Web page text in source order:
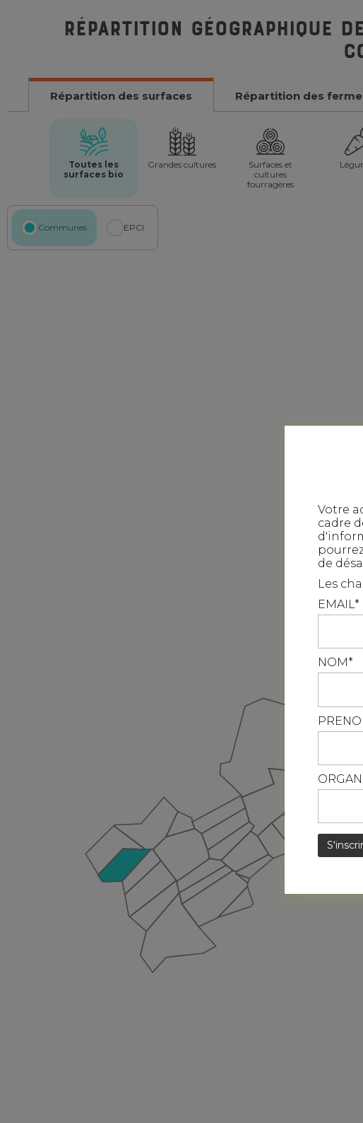
Répartition géographique
Répartition des surfaces Répartition des
Toutes les
surfaces bio
Grandes cultures
Surfaces et
cultures
fourragères
Communes EPCI
Votre
cadre
de
Les
EMAIL*
NOM*